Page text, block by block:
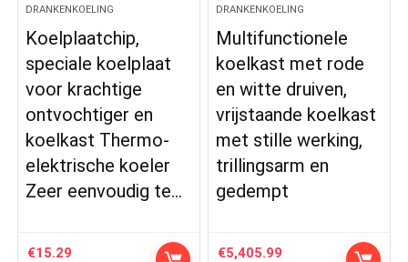
DRANKENKOELING
Koelplaatchip,
speciale koelplaat
voor krachtige
ontvochtiger en
koelkast Thermo-
elektrische koeler
Zeer eenvoudig te…
€15.29
DRANKENKOELING
Multifunctionele
koelkast met rode
en witte druiven,
vrijstaande koelkast
met stille werking,
trillingsarm en
gedempt
€5,405.99